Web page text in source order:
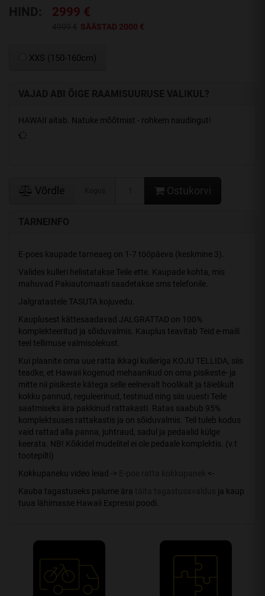
2999 €
SÄÄSTAD 2000 €
XXS (150-160cm)
VAJAD ABI ÕIGE RAAMISUURUSE VALIKUL?
HAWAII aitab. Natuke mõõtmist - rohkem naudingut!
Võrdle Ostukorvi
TARNEINFO
E-poes kaupade tarneaeg on 1-7 tööpäeva (keskmine 3).
Valides kulleri helistatakse Teile ette. Kaupade kohta, mis
mahuvad Pakiautomaati saadetakse sms telefonile.
Jalgratastele TASUTA kojuvedu.
Kauplusest kättesaadavad JALGRATTAD on 100%
komplekteeritud ja sõiduvalmis. Kauplus teavitab Teid e-maili
teel tellimuse valmisolekust.
Kui plaanite oma uue ratta ikkagi kulleriga KOJU TELLIDA, siis
teadke, et Hawaii kogenud mehaanikud on oma pisikeste- ja
mitte nii pisikeste kätega selle eelnevalt hoolikalt ja täielikult
kokku pannud, reguleerinud, testinud ning siis uuesti Teile
saatmiseks ära pakkinud rattakasti. Ratas saabub 95%
komplektsuses rattakastis ja on sõiduvalmis. Teil tuleb kodus
vaid rattad alla panna, juhtraud, sadul ja pedaalid külge
keerata. NB! Kõikidel mudelitel ei ole pedaale komplektis. (v.t
tootepilti)
Kokkupaneku video leiad ->
<-
Kauba tagastuseks palume ära
ja kaup
tuua lähimasse Hawaii Expressi poodi.